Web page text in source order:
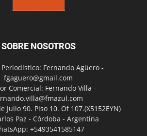
SOBRE NOSOTROS
Fernando Agüero -
fgaguero@gmail.com
Comercial: Fernando Villa -
Julio 90. Piso 10. Of 107.(X5152EYN)
Paz - Córdoba - Argentina
+5493541585147